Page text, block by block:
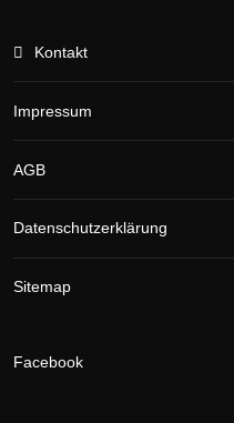
Kontakt
Impressum
AGB
Datenschutzerklärung
Sitemap
Facebook